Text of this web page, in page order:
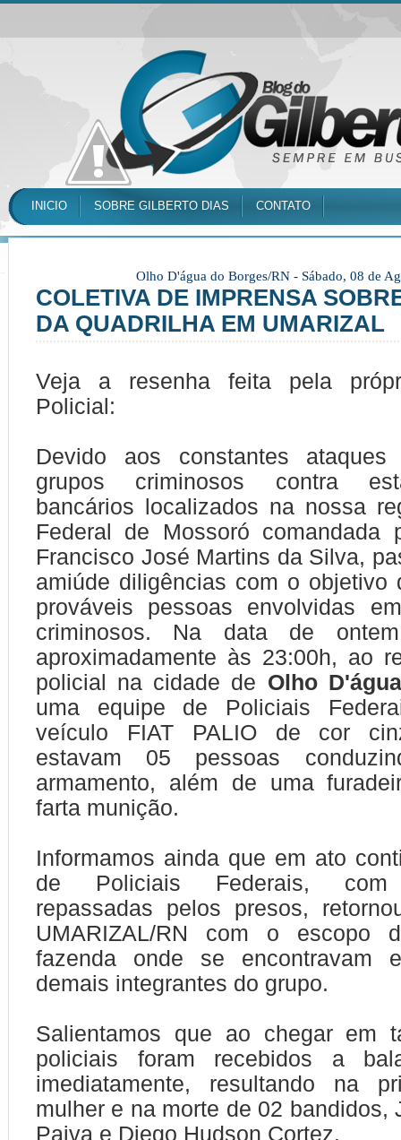
INICIO SOBRE GILBERTO DIAS CONTATO
Olho D'água do Borges/RN - Sábado, 08 de
COLETIVA DE IMPRENSA
DA QUADRILHA EM UMARIZAL
Veja a resenha feita pela
Policial:
Devido aos constantes
grupos criminosos contra
bancários localizados na nossa
Federal de Mossoró comandada
Francisco José Martins da Silva,
amiúde diligências com o objetivo
prováveis pessoas envolvidas
criminosos. Na data de ontem
aproximadamente às 23:00h, ao
policial na cidade de Olho
uma equipe de Policiais
veículo FIAT PALIO de cor
estavam 05 pessoas
armamento, além de uma
farta munição.
Informamos ainda que em ato
de Policiais Federais, com
repassadas pelos presos,
UMARIZAL/RN com o escopo
fazenda onde se encontravam
demais integrantes do grupo.
Salientamos que ao chegar em
policiais foram recebidos a
imediatamente, resultando na
mulher e na morte de 02 bandidos,
Paiva e Diego Hudson Cortez.